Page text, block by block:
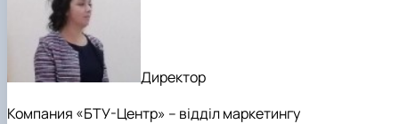
Директор
Компания «БТУ-Центр» – відділ маркетингу